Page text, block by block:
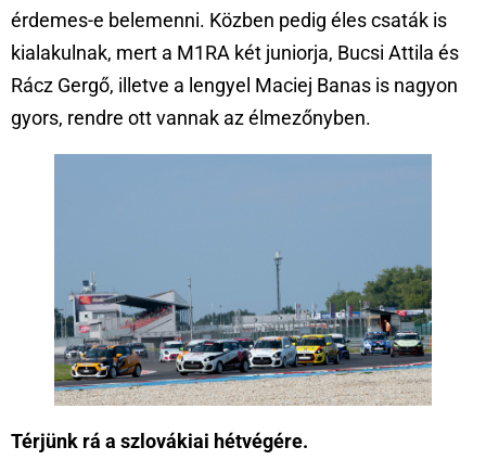
érdemes-e belemenni. Közben pedig éles csaták is
kialakulnak, mert a M1RA két juniorja, Bucsi Attila és
Rácz Gergő, illetve a lengyel Maciej Banas is nagyon
gyors, rendre ott vannak az élmezőnyben.
Térjünk rá a szlovákiai hétvégére.